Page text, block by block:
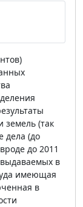
земель (так
дела (до
до 2011
выдаваемых в
имеющая
в